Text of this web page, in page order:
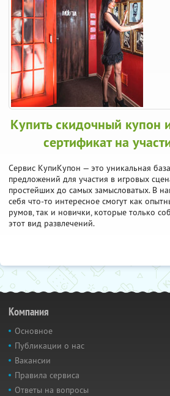
Купить скидочный купон
сертификат на
Сервис КупиКупон — это уникальная
предложений для участия в игровых
простейших до самых замысловатых. В
себя что-то интересное смогут как
румов, так и новички, которые только
этот вид развлечений.
Компания
Основное
Публикации о нас
Вакансии
Правила сервиса
Ответы на вопросы